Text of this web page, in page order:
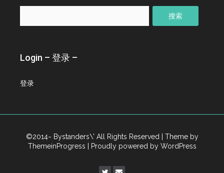
Login – 登录 –
登录
©2014~ Bystanders\' All Rights Reserved
| Theme by
ThemeinProgress
| Proudly powered by WordPress